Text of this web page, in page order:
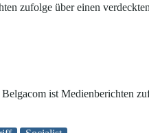
zufolge über einen verdeckten
ist Medienberichten